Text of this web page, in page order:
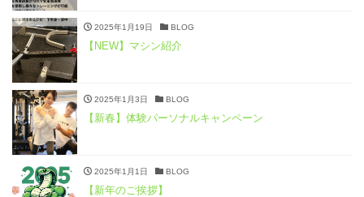
2025年1月19日 BLOG
【NEW】マシン紹介
2025年1月3日 BLOG
【新春】体験パーソナルキャンペーン
2025年1月1日 BLOG
【新年のご挨拶】